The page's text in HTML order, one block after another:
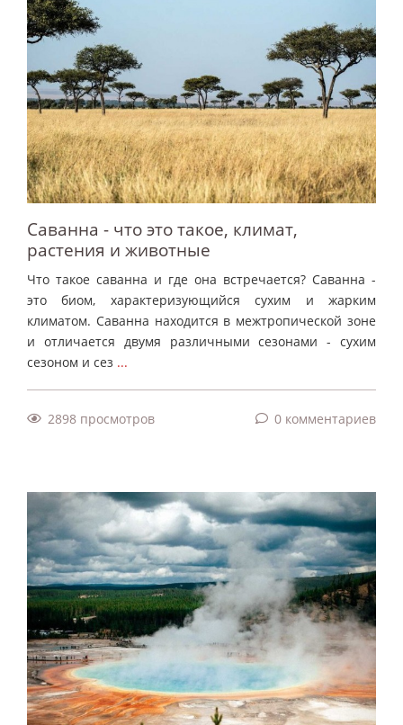
Саванна - что это такое, климат,
растения и животные
Что такое саванна и где она встречается? Саванна -
это биом, характеризующийся сухим и жарким
климатом. Саванна находится в межтропической зоне
и отличается двумя различными сезонами - сухим
сезоном и сез ...
2898 просмотров 0 комментариев